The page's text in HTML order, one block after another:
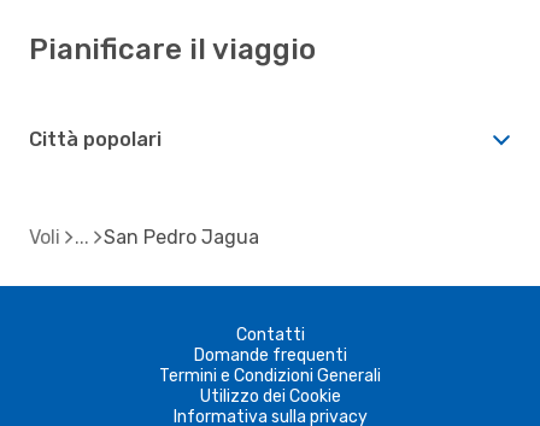
Pianificare il viaggio
Città popolari
Voli San Pedro Jagua
Contatti
Domande frequenti
Termini e Condizioni Generali
Utilizzo dei Cookie
Informativa sulla privacy